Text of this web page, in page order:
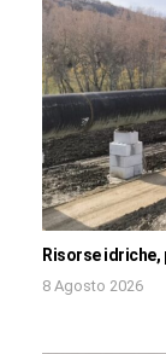
Risorse
8 Agosto 2026